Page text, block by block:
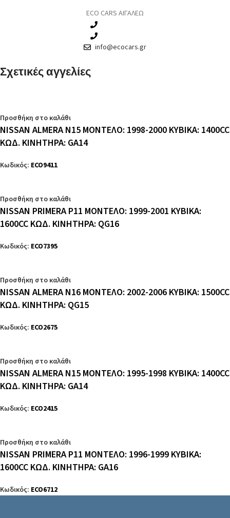
ECO CARS ΑΙΓΑΛΕΩ
info@ecocars.gr
Σχετικές αγγελίες
Προσθήκη στο καλάθι
NISSAN ALMERA N15 ΜΟΝΤΕΛΟ: 1998-2000 ΚΥΒΙΚΑ: 1400CC
ΚΩΔ. ΚΙΝΗΤΗΡΑ: GA14
Κωδικός: ECO9411
Προσθήκη στο καλάθι
NISSAN PRIMERA P11 ΜΟΝΤΕΛΟ: 1999-2001 ΚΥΒΙΚΑ:
1600CC ΚΩΔ. ΚΙΝΗΤΗΡΑ: QG16
Κωδικός: ECO7395
Προσθήκη στο καλάθι
NISSAN ALMERA N16 ΜΟΝΤΕΛΟ: 2002-2006 ΚΥΒΙΚΑ: 1500CC
ΚΩΔ. ΚΙΝΗΤΗΡΑ: QG15
Κωδικός: ECO2675
Προσθήκη στο καλάθι
NISSAN ALMERA N15 ΜΟΝΤΕΛΟ: 1995-1998 ΚΥΒΙΚΑ: 1400CC
ΚΩΔ. ΚΙΝΗΤΗΡΑ: GA14
Κωδικός: ECO2415
Προσθήκη στο καλάθι
NISSAN PRIMERA P11 ΜΟΝΤΕΛΟ: 1996-1999 ΚΥΒΙΚΑ:
1600CC ΚΩΔ. ΚΙΝΗΤΗΡΑ: GA16
Κωδικός: ECO6712